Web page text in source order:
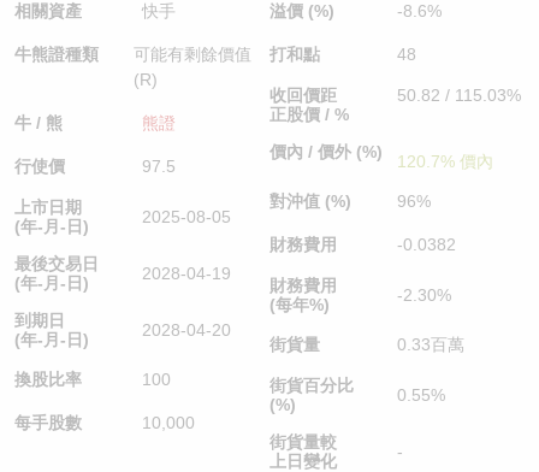
相關資產 快手
牛熊證種類
可能有剩餘價值
(R)
牛 / 熊 熊證
行使價 97.5
上市日期
(年-月-日)
2025-08-05
最後交易日
(年-月-日)
2028-04-19
到期日
(年-月-日)
2028-04-20
換股比率 100
每手股數 10,000
溢價 (%) -8.6%
打和點 48
收回價距
正股價 / %
50.82 / 115.03%
價內 / 價外 (%) 120.7% 價內
對沖值 (%) 96%
財務費用 -0.0382
財務費用
(每年%)
-2.30%
街貨量 0.33百萬
街貨百分比
(%)
0.55%
街貨量較
上日變化
-